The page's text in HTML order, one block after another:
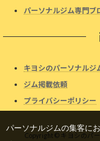
パーソナルジム専門ブ
キヨシのパーソナルジ
ジム掲載依頼
プライバシーポリシー
Copyright © キヨシのパ
パーソナルジムの集客に